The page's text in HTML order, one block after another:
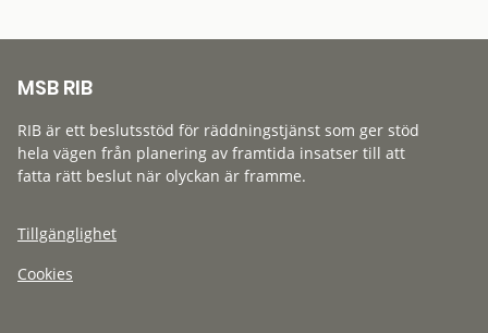
MSB RIB
RIB är ett beslutsstöd för räddningstjänst som ger stöd
hela vägen från planering av framtida insatser till att
fatta rätt beslut när olyckan är framme.
Tillgänglighet
Cookies